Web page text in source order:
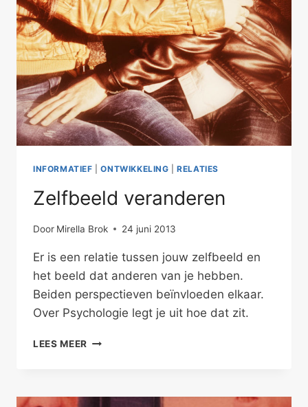
INFORMATIEF |ONTWIKKELING |RELATIES
Zelfbeeld veranderen
Door Mirella Brok 24 juni 2013
Er is een relatie tussen jouw zelfbeeld en
het beeld dat anderen van je hebben.
Beiden perspectieven beïnvloeden elkaar.
Over Psychologie legt je uit hoe dat zit.
LEES MEER ZELFBEELD